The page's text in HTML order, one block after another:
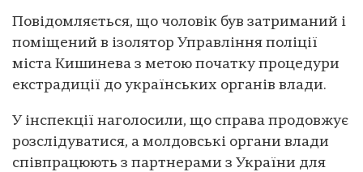
Повідомляється, що чоловік був затриманий і
поміщений в ізолятор Управління поліції
міста Кишинева з метою початку процедури
екстрадиції до українських органів влади.
У інспекції наголосили, що справа продовжує
розслідуватися, а молдовські органи влади
співпрацюють з партнерами з України для